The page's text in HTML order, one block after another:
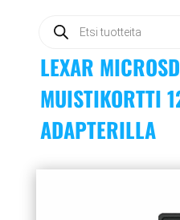
search
LEXAR
MUISTIKORTTI
ADAPTERILLA